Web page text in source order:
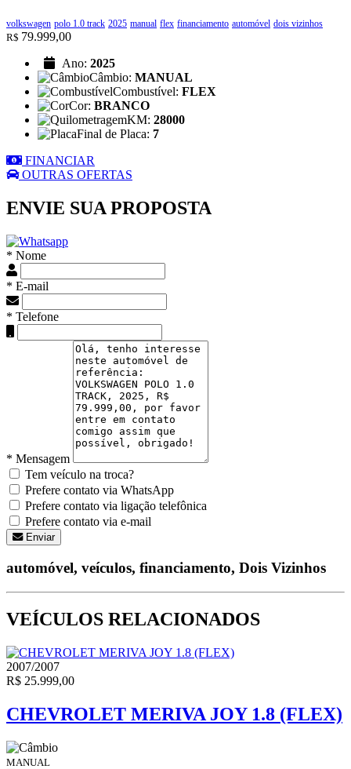
volkswagen polo 1.0 track 2025 manual flex financiamento automóvel dois vizinhos
R$ 79.999,00
Ano: 2025
Câmbio: MANUAL
Combustível: FLEX
Cor: BRANCO
KM: 28000
Final de Placa: 7
FINANCIAR
OUTRAS OFERTAS
ENVIE SUA PROPOSTA
* Nome
* E-mail
* Telefone
* Mensagem
Tem veículo na troca?
Prefere contato via WhatsApp
Prefere contato via ligação telefônica
Prefere contato via e-mail
Enviar
automóvel, veículos, financiamento, Dois Vizinhos
VEÍCULOS RELACIONADOS
2007/2007
R$ 25.999,00
CHEVROLET MERIVA JOY 1.8 (FLEX)
MANUAL